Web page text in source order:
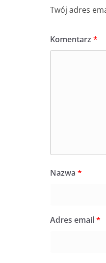
Twój adres
Komentarz *
Nazwa *
Adres email*